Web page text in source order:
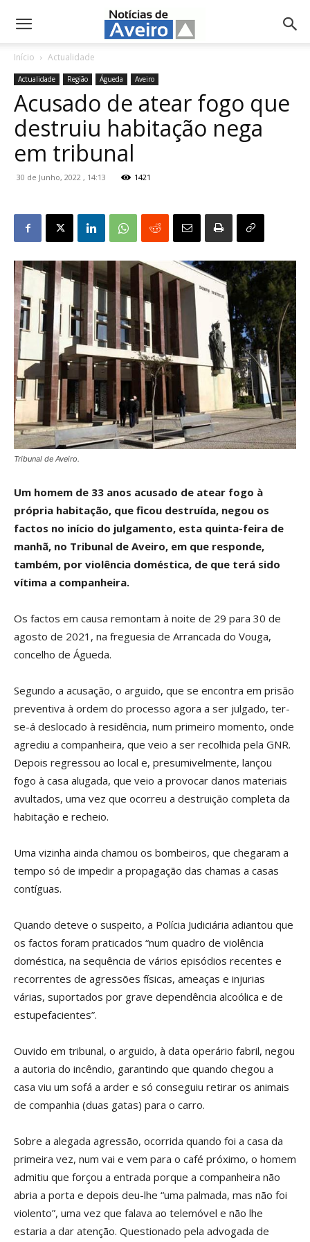
NotíciasdeAveiro.pt
Início Actualidade
Actualidade Região Águeda Aveiro
Acusado de atear fogo que
destruiu habitação nega
em tribunal
30 de Junho, 2022 , 14:13 1421
Tribunal de Aveiro.
Um homem de 33 anos acusado de atear fogo à
própria habitação, que ficou destruída, negou os
factos no início do julgamento, esta quinta-feira de
manhã, no Tribunal de Aveiro, em que responde,
também, por violência doméstica, de que terá sido
vítima a companheira.
Os factos em causa remontam à noite de 29 para 30 de
agosto de 2021, na freguesia de Arrancada do Vouga,
concelho de Águeda.
Segundo a acusação, o arguido, que se encontra em prisão
preventiva à ordem do processo agora a ser julgado, ter-
se-á deslocado à residência, num primeiro momento, onde
agrediu a companheira, que veio a ser recolhida pela GNR.
Depois regressou ao local e, presumivelmente, lançou
fogo à casa alugada, que veio a provocar danos materiais
avultados, uma vez que ocorreu a destruição completa da
habitação e recheio.
Uma vizinha ainda chamou os bombeiros, que chegaram a
tempo só de impedir a propagação das chamas a casas
contíguas.
Quando deteve o suspeito, a Polícia Judiciária adiantou que
os factos foram praticados “num quadro de violência
doméstica, na sequência de vários episódios recentes e
recorrentes de agressões físicas, ameaças e injurias
várias, suportados por grave dependência alcoólica e de
estupefacientes”.
Ouvido em tribunal, o arguido, à data operário fabril, negou
a autoria do incêndio, garantindo que quando chegou a
casa viu um sofá a arder e só conseguiu retirar os animais
de companhia (duas gatas) para o carro.
Sobre a alegada agressão, ocorrida quando foi a casa da
primeira vez, num vai e vem para o café próximo, o homem
admitiu que forçou a entrada porque a companheira não
abria a porta e depois deu-lhe “uma palmada, mas não foi
violento”, uma vez que falava ao telemóvel e não lhe
estaria a dar atenção. Questionado pela advogada de